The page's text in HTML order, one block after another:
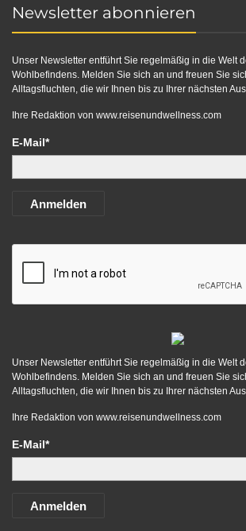
Newsletter abonnieren
Unser Newsletter entführt Sie regelmäßig in die Welt
Wohlbefindens. Melden Sie sich an und freuen Sie
Alltagsfluchten, die wir Ihnen bis zu Ihrer nächsten
Ihre Redaktion von www.reisenundwellness.com
E-Mail*
Anmelden
Unser Newsletter entführt Sie regelmäßig in die Welt
Wohlbefindens. Melden Sie sich an und freuen Sie
Alltagsfluchten, die wir Ihnen bis zu Ihrer nächsten
Ihre Redaktion von www.reisenundwellness.com
E-Mail*
Anmelden